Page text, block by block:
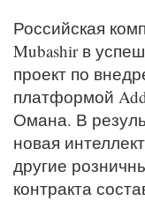
Российская
Mubashir в
проект по
платформой
Омана. В
новая
другие
контракта